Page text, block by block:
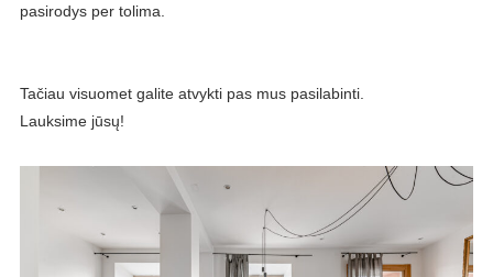
pasirodys per tolima.
Tačiau visuomet galite atvykti pas mus pasilabinti.
Lauksime jūsų!